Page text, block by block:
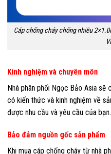
Cáp chống cháy chống nhiễu
Kinh nghiệm và chuyên môn
Nhà phân phối Ngọc Bảo Asia sẽ
có kiến thức và kinh nghiệm về
được nhu cầu và yêu cầu của bạn.
Bảo đảm nguồn gốc sản phẩm
Khi mua cáp chống cháy từ nhà